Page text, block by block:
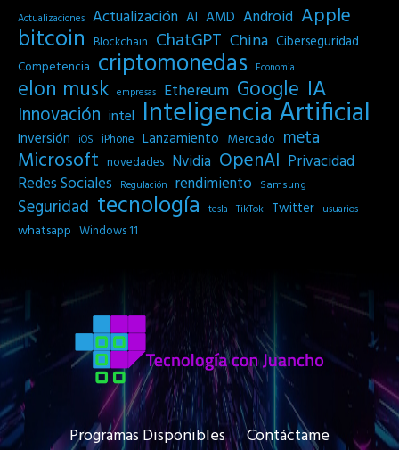
Actualizaciones Actualización AI AMD Android Apple
bitcoin Blockchain ChatGPT China Ciberseguridad
Competencia criptomonedas Economia
elon musk empresas Ethereum Google IA
Innovación intel Inteligencia Artificial
Inversión iOS iPhone Lanzamiento Mercado meta
Microsoft novedades Nvidia OpenAI Privacidad
Redes Sociales
Regulación rendimiento Samsung
Seguridad tecnología tesla TikTok Twitter usuarios
whatsapp Windows 11
Programas Disponibles Contáctame